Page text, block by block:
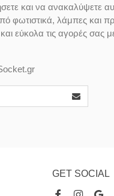
και να ανακαλύψετε
φωτιστικά, λάμπες και
εύκολα τις αγορές σας
GET SOCIAL